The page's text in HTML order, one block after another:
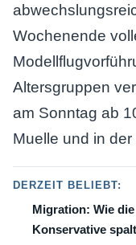
Wochenende
Altersgruppen
am Sonntag ab
Muelle und in
DERZEIT BELIEBT:
Migration: Wie
Konservative